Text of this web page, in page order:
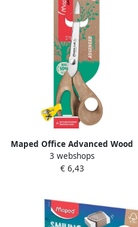
Maped Office Advanced Wood
schaar 21 cm asymmetrische
ogen voor linkshandigen
3 webshops
€ 6,43